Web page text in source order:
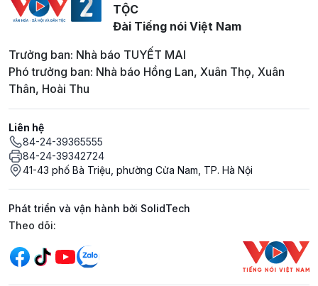
TỘC
Đài Tiếng nói Việt Nam
Trưởng ban: Nhà báo TUYẾT MAI
Phó trưởng ban: Nhà báo Hồng Lan, Xuân Thọ, Xuân
Thân, Hoài Thu
Liên hệ
84-24-39365555
84-24-39342724
41-43 phố Bà Triệu, phường Cửa Nam, TP. Hà Nội
Phát triển và vận hành bởi SolidTech
Mạng xã hội
Theo dõi: